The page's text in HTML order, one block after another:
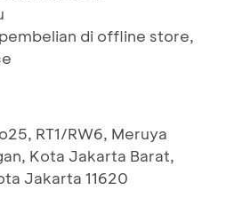
di offline store,
RT1/RW6, Meruya
Kota Jakarta Barat,
Jakarta 11620